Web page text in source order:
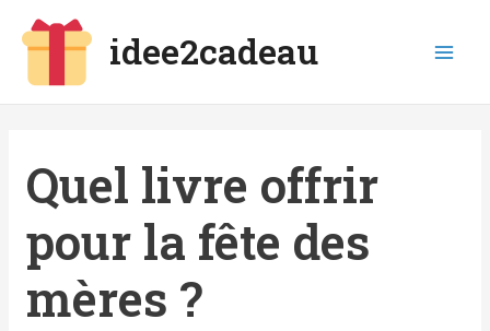
idee2cadeau
Quel livre offrir
pour la fête des
mères ?